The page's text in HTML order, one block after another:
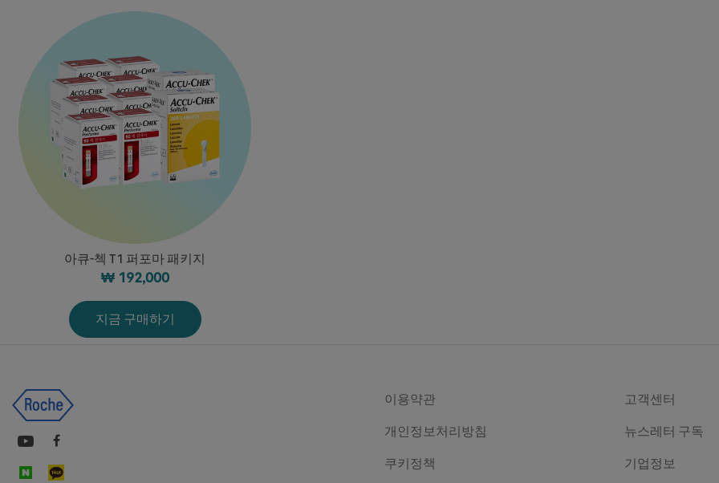
아큐-첵 T1 퍼포마 패키지
₩ 192,000
지금 구매하기
이용약관
개인정보처리방침
쿠키정책
고객센터
뉴스레터 구독
기업정보